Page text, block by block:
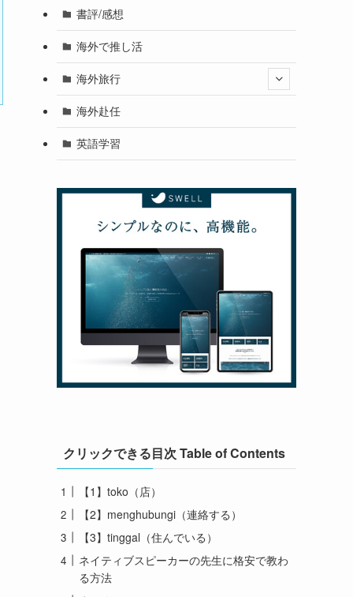
書評/感想
海外で推し活
海外旅行
海外赴任
英語学習
クリックできる目次 Table of Contents
【1】toko（店）
【2】menghubungi（連絡する）
【3】tinggal（住んでいる）
ネイティブスピーカーの先生に格安で教わ
る方法